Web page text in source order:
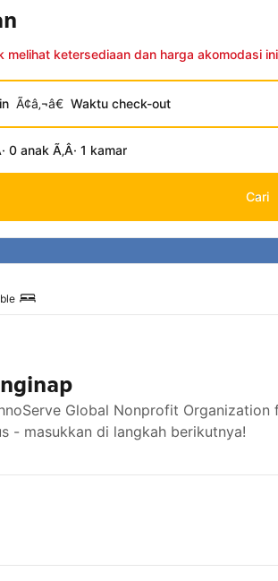
melihat ketersediaan dan harga akomodasi ini
Ã¢â‚¬â€ Waktu check-out
0 anak Ã‚Â· 1 kamar
Cari
Global Nonprofit
- masukkan di langkah berikutnya!